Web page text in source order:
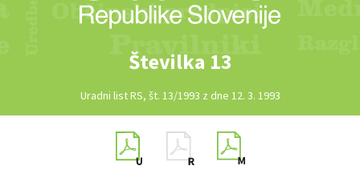
Številka 13
Uradni list RS, št. 13/1993 z dne 12. 3. 1993